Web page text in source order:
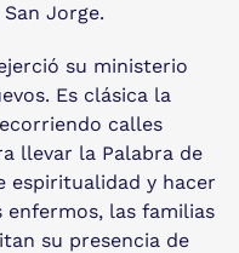
Jorge.
su ministerio
Es clásica la
calles
llevar la Palabra de
espiritualidad y hacer
las familias
su presencia de